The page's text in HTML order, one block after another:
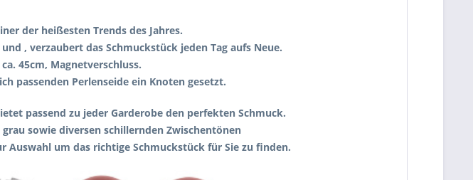
der heißesten Trends des Jahres.
, verzaubert das Schmuckstück jeden Tag aufs Neue.
45cm, Magnetverschluss.
passenden Perlenseide ein Knoten gesetzt.
passend zu jeder Garderobe den perfekten Schmuck.
sowie diversen schillernden Zwischentönen
um das richtige Schmuckstück für Sie zu finden.